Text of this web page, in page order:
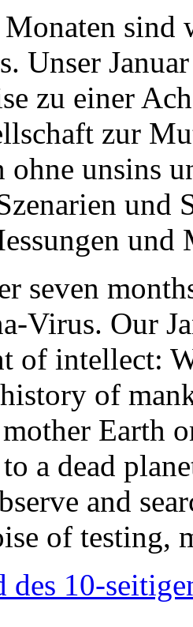
Monaten
Unser
zu einer
zur
ohne unsins
und
und
seven
Virus. Our
of intellect:
of
Earth
a dead
and
of testing,
des 10-